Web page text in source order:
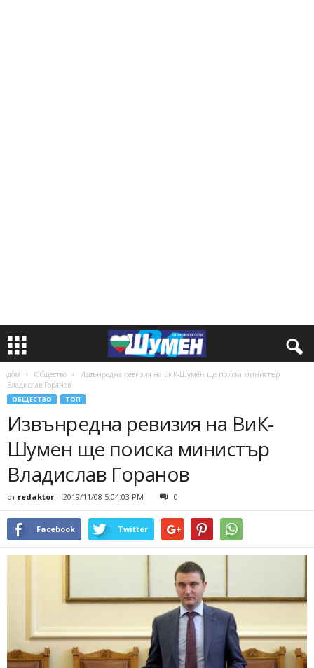
дом Общество
Извънредна ревизия на ВиК-Шумен ще поиска министър
Владислав Горанов
ОБЩЕСТВО ТОП
Извънредна ревизия на ВиК-
Шумен ще поиска министър
Владислав Горанов
от redaktor - 2019/11/08 5:04:03 PM 0
Facebook Twitter